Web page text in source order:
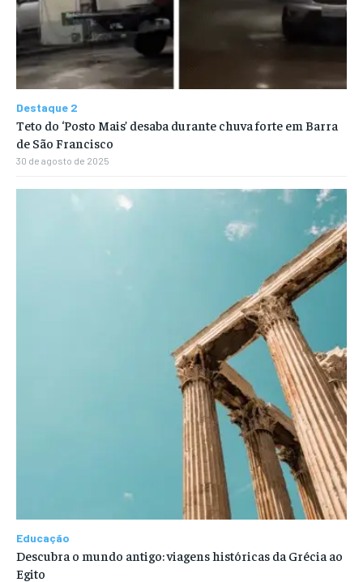
Destaque 2
Teto do ‘Posto Mais’ desaba durante chuva forte em Barra
de São Francisco
30 de agosto de 2025
Educação
Descubra o mundo antigo: viagens históricas da Grécia ao
Egito